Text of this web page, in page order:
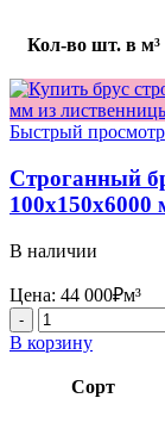
Кол-во шт. в м³
Быстрый просмотр
Строганный
100x150x6000
В наличии
Цена: 44 000₽м³
Количество
товара
Строганный
брус
В корзину
Сорт